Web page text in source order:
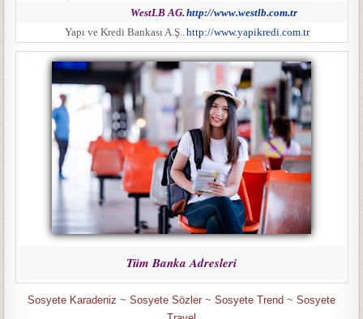
WestLB AG. http://www.westlb.com.tr
Yapı ve Kredi Bankası A.Ş.. http://www.yapikredi.com.tr
Tüm Banka Adresleri
Sosyete Karadeniz ~ Sosyete Sözler ~ Sosyete Trend ~ Sosyete